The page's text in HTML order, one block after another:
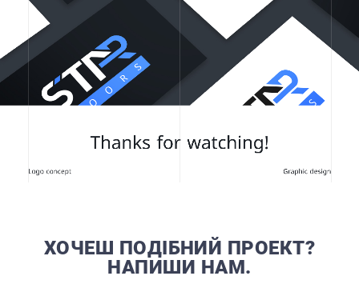
ХОЧЕШ ПОДІБНИЙ ПРОЕКТ?
НАПИШИ НАМ.